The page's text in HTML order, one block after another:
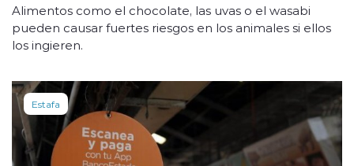
Alimentos como el chocolate, las uvas o el wasabi
pueden causar fuertes riesgos en los animales si ellos
los ingieren.
Estafa